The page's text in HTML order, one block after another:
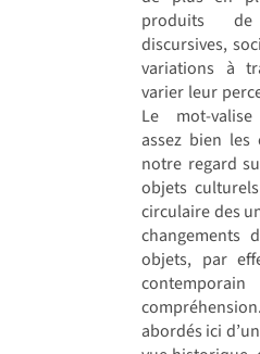
produits de
discursives,
variations à
varier leur
Le mot-valise
assez bien les
notre regard
objets
circulaire des
changements
objets, par
abordés ici